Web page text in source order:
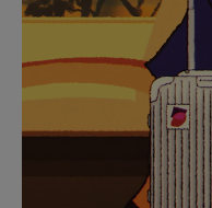
SIE,
UMDER